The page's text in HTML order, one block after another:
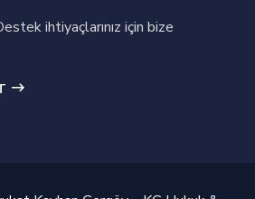
ihtiyaçlarınız için bize